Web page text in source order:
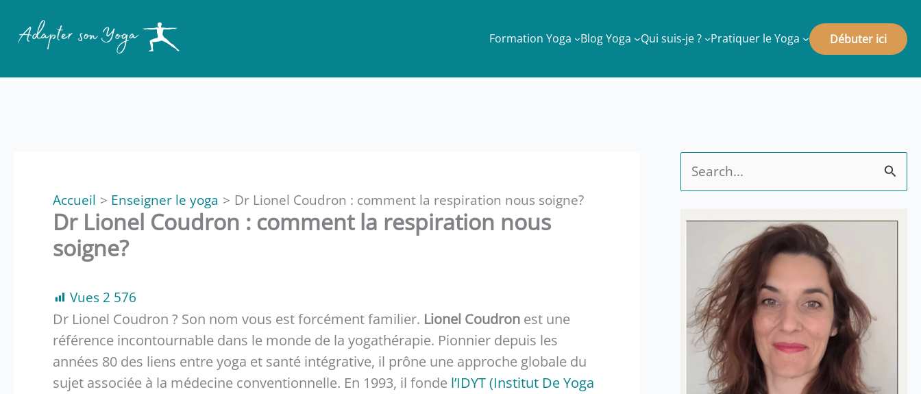
Formation Yoga Blog Yoga Qui suis-je ? Pratiquer le Yoga Débuter ici
Accueil Enseigner le yoga Dr Lionel Coudron : comment la respiration nous soigne?
Dr Lionel Coudron : comment la respiration nous
soigne?
Vues 2 576
Dr Lionel Coudron ? Son nom vous est forcément familier. Lionel Coudron est une
référence incontournable dans le monde de la yogathérapie. Pionnier depuis les
années 80 des liens entre yoga et santé intégrative, il prône une approche globale du
sujet associée à la médecine conventionnelle. En 1993, il fonde l’IDYT (Institut De Yoga